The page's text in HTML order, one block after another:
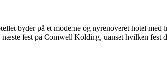
byder på et moderne og nyrenoveret hotel med
fest på Comwell Kolding, uanset hvilken fest